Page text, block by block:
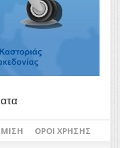
ΌΡΟΙ ΧΡΉΣΗΣ